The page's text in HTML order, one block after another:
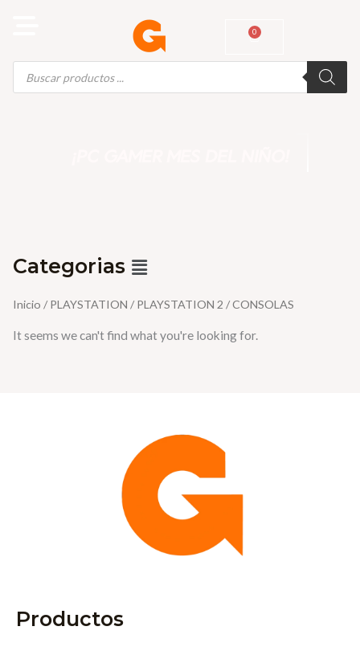
0
Cart
Búsqueda
productos
Categorias Menú
Inicio /PLAYSTATION /PLAYSTATION 2 / CONSOLAS
It seems we can't find what you're looking for.
Productos